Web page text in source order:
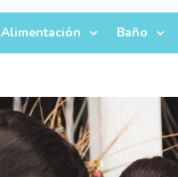
Alimentación Baño